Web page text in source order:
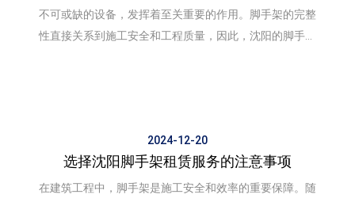
不可或缺的设备，发挥着至关重要的作用。脚手架的完整
性直接关系到施工安全和工程质量，因此，沈阳的脚手架
2024-12-20
选择沈阳脚手架租赁服务的注意事项
在建筑工程中，脚手架是施工安全和效率的重要保障。随